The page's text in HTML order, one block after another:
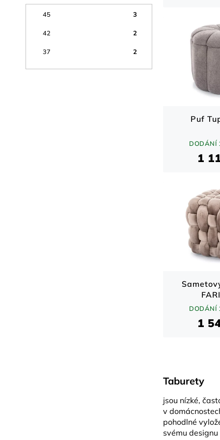
45 3
42 2
37 2
Puf
DODÁNÍ
1
DODÁNÍ
1
Taburety
jsou nízké,
v
pohodlné
svému